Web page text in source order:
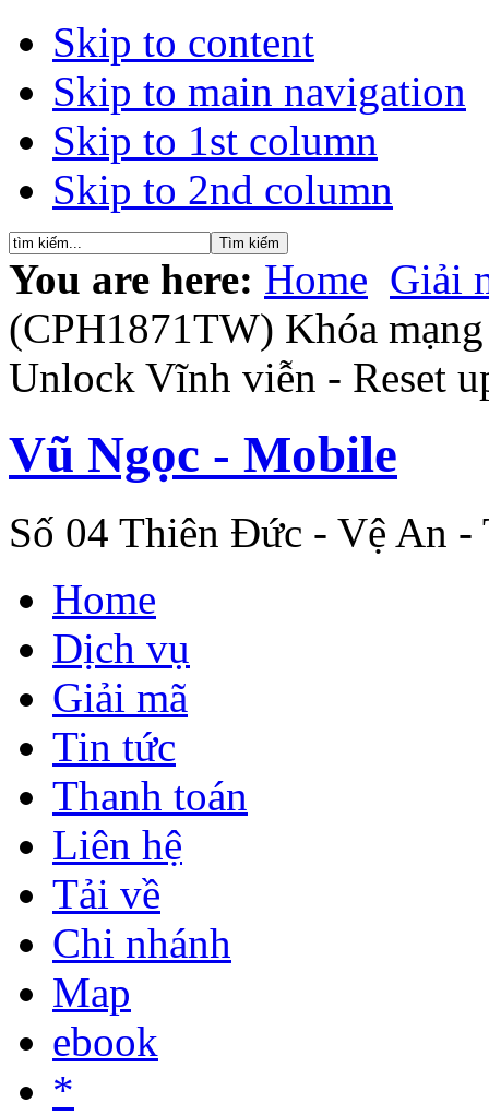
Skip to content
Skip to main navigation
Skip to 1st column
Skip to 2nd column
You are here: Home Giải
(CPH1871TW) Khóa
Unlock Vĩnh viễn - Reset
Vũ Ngọc - Mobile
Số 04 Thiên Đức - Vệ An
Home
Dịch vụ
Giải mã
Tin tức
Thanh toán
Liên hệ
Tải về
Chi nhánh
Map
ebook
*